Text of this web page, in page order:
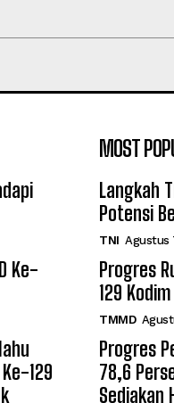
Ke-
129
MOST
Langkah
Potensi
TNI Agustus
Progres
129
TMMD
Progres
78,6
Sediakan